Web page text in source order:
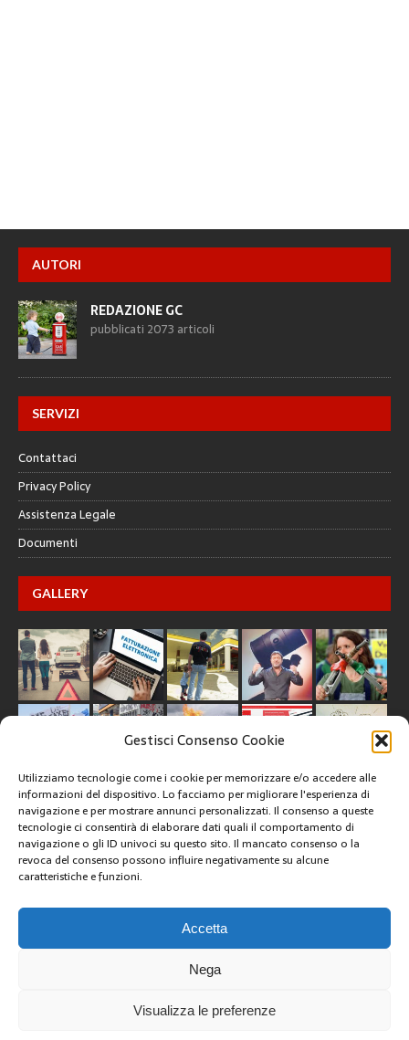
Gestisci Consenso Cookie
Utilizziamo tecnologie come i cookie per memorizzare e/o accedere alle
informazioni del dispositivo. Lo facciamo per migliorare l'esperienza di
navigazione e per mostrare annunci personalizzati. Il consenso a queste
tecnologie ci consentirà di elaborare dati quali il comportamento di
navigazione o gli ID univoci su questo sito. Il mancato consenso o la
revoca del consenso possono influire negativamente su alcune
caratteristiche e funzioni.
Accetta
Nega
Visualizza le preferenze
AUTORI
REDAZIONE GC
pubblicati 2073 articoli
SERVIZI
Contattaci
Privacy Policy
Assistenza Legale
Documenti
GALLERY
CREATIVE COMMONS
Questa opera è concessa in licenza con i termini